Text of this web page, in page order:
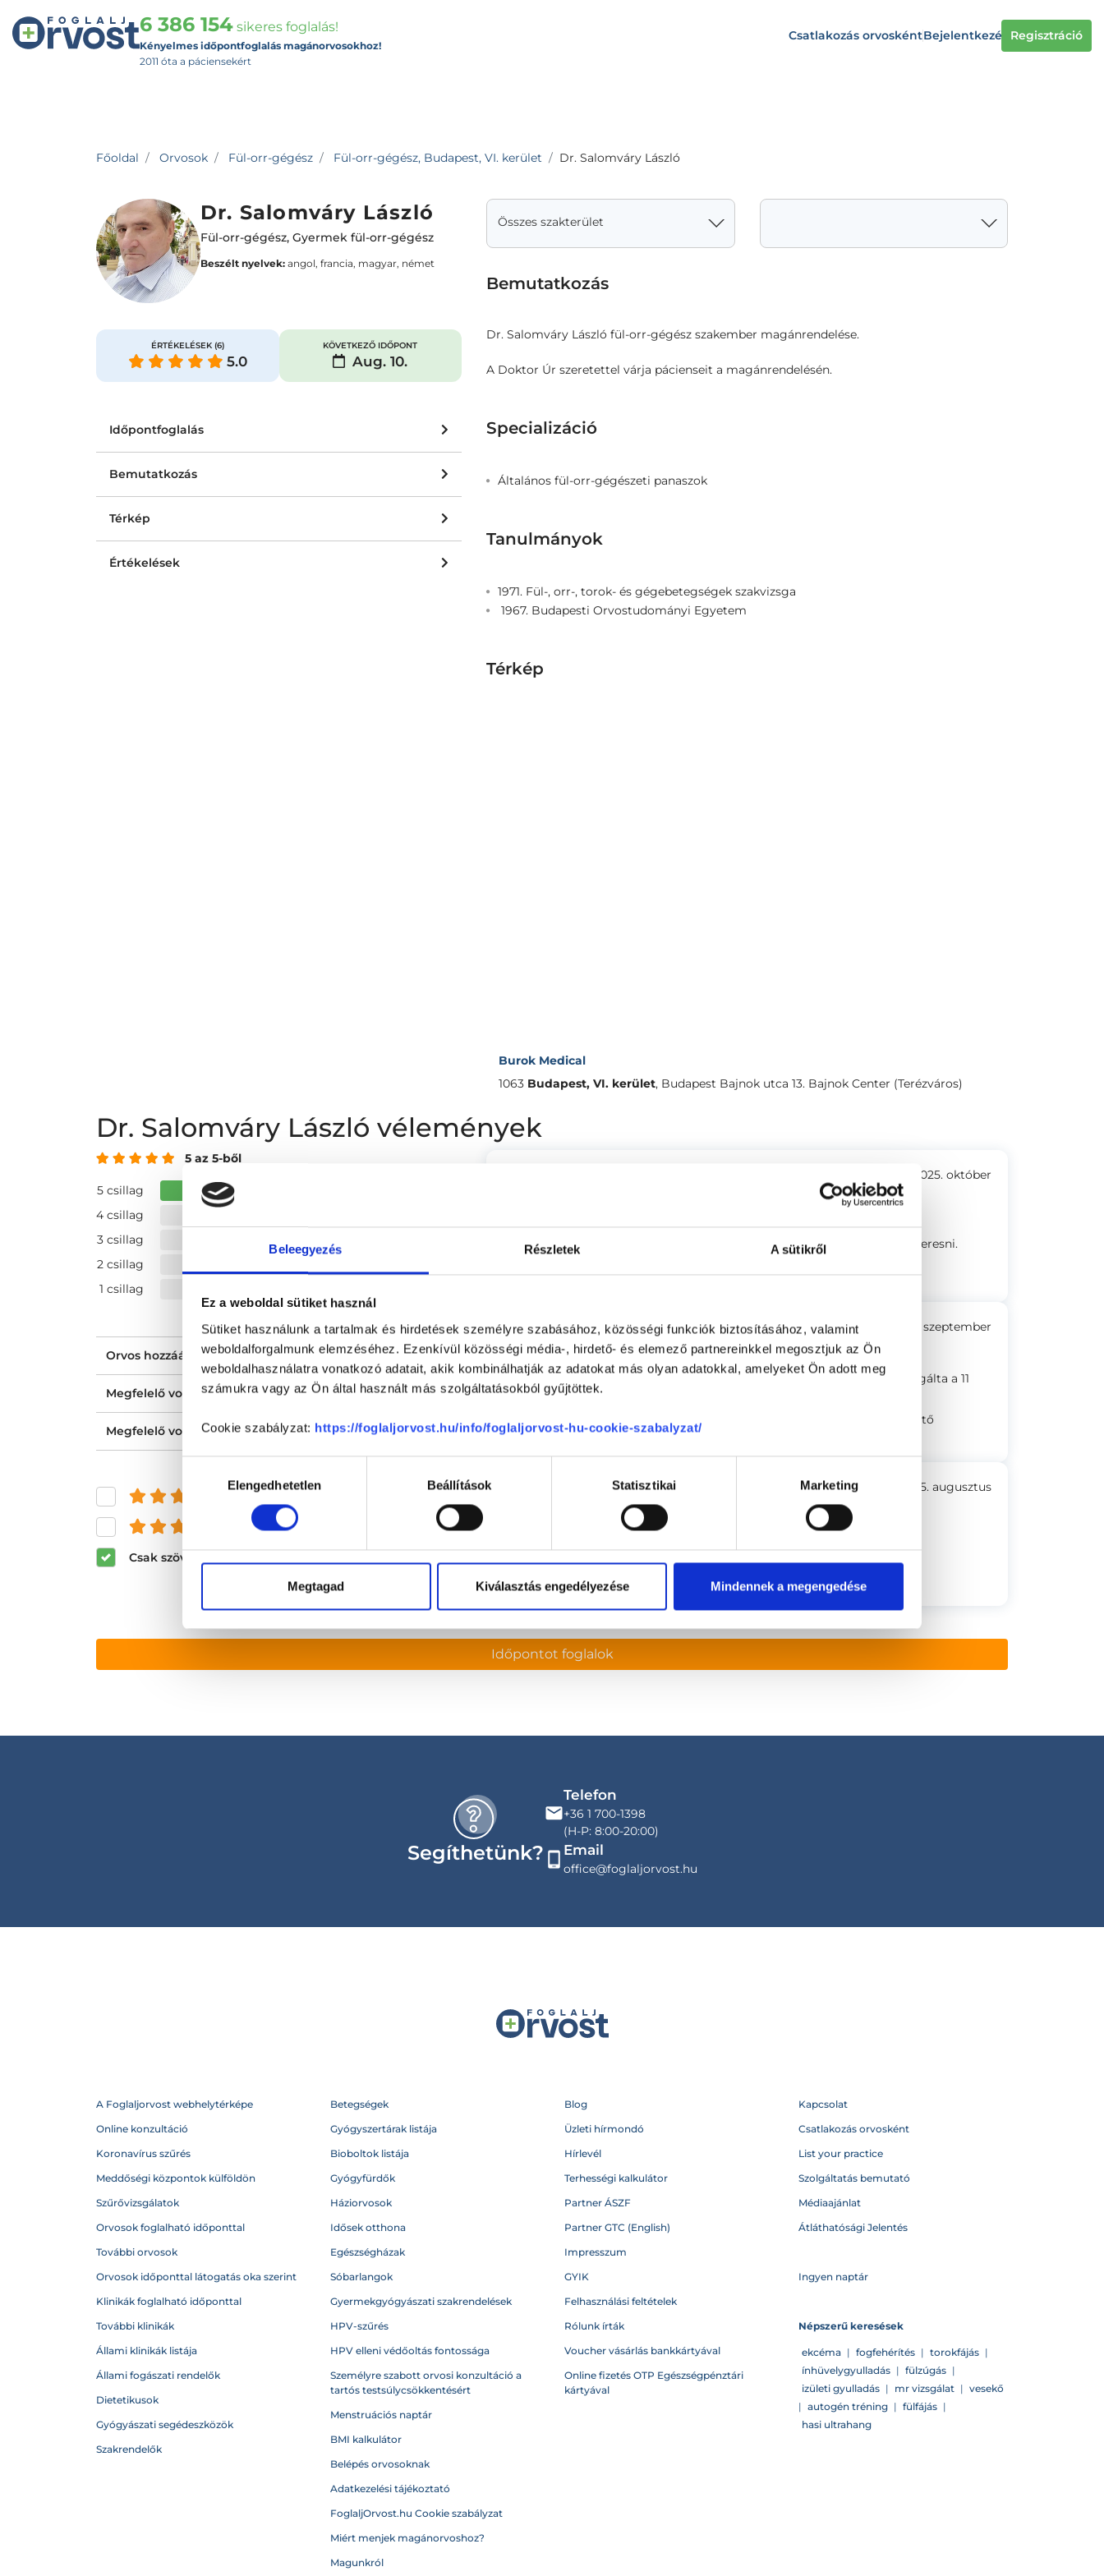
Beleegyezés Részletek A sütikről
Ez a weboldal sütiket használ
Sütiket használunk a tartalmak és hirdetések személyre szabásához, közösségi funkciók biztosításához, valamint
weboldalforgalmunk elemzéséhez. Ezenkívül közösségi média-, hirdető- és elemező partnereinkkel megosztjuk az Ön
weboldalhasználatra vonatkozó adatait, akik kombinálhatják az adatokat más olyan adatokkal, amelyeket Ön adott meg
számukra vagy az Ön által használt más szolgáltatásokból gyűjtöttek.
Cookie szabályzat: https://foglaljorvost.hu/info/foglaljorvost-hu-cookie-szabalyzat/
kiválasztásaElengedhetetlen Beállítások Statisztikai Marketing
Megtagad Kiválasztás engedélyezése Mindennek a megengedése
6 386 154 sikeres foglalás!
Kényelmes időpontfoglalás magánorvosokhoz!
2011 óta a páciensekért
Csatlakozás orvoskéntBejelentkezés Regisztráció
Főoldal Orvosok Fül-orr-gégész Fül-orr-gégész, Budapest, VI. kerület Dr. Salomváry László
Dr. Salomváry László
Fül-orr-gégész, Gyermek fül-orr-gégész
Beszélt nyelvek: angol, francia, magyar, német
ÉRTÉKELÉSEK (6)
5.0
KÖVETKEZŐ IDŐPONT
Aug. 10.
Időpontfoglalás
Bemutatkozás
Térkép
Értékelések
Összes szakterület
Bemutatkozás
Dr. Salomváry László fül-orr-gégész szakember magánrendelése.
A Doktor Úr szeretettel várja pácienseit a magánrendelésén.
Specializáció
Általános fül-orr-gégészeti panaszok
Tanulmányok
1971. Fül-, orr-, torok- és gégebetegségek szakvizsga
1967. Budapesti Orvostudományi Egyetem
Térkép
Burok Medical
1063 Budapest, VI. kerület, Budapest Bajnok utca 13. Bajnok Center (Terézváros)
Dr. Salomváry László vélemények
5 az 5-ből
5 csillag
4 csillag
3 csillag
2 csillag
1 csillag
Orvos hozzáállása, figyelmessége, kedvessége 5
Megfelelő volt a tájékoztatásod? 5
Megfelelő volt az ellátásod? 5
és felette
és felette
Csak szöveges értékelések megjelenítése
2025. október
Nagyon lelkiismeretes, kedves és hozzáértő orvos! Fül-orr-gégészeti
panaszaimmal a későbbiekben is Salomváry Doktor Urat fogom felkeresni.
Anonym
(ellenőrzött értékelés)
2025. szeptember
Kedves, gyakorlatias orvos, minden kérdésre válaszolt,kedvesen vizsgálta a 11
hónapos babámat.
Nem volt! Nagyon nagyon nagyon kedves volt a doktor úr éss a lehető
legjobban vizsgálta ameg a kisfiam.
2025. augusztus
Időpontot foglalok
Segíthetünk?
Telefon
+36 1 700-1398
(H-P: 8:00-20:00)
Email
office@foglaljorvost.hu
A Foglaljorvost webhelytérképe
Online konzultáció
Koronavírus szűrés
Meddőségi központok külföldön
Szűrővizsgálatok
Orvosok foglalható időponttal
További orvosok
Orvosok időponttal látogatás oka szerint
Klinikák foglalható időponttal
További klinikák
Állami klinikák listája
Állami fogászati rendelők
Dietetikusok
Gyógyászati segédeszközök
Szakrendelők
Betegségek
Gyógyszertárak listája
Bioboltok listája
Gyógyfürdők
Háziorvosok
Idősek otthona
Egészségházak
Sóbarlangok
Gyermekgyógyászati szakrendelések
HPV-szűrés
HPV elleni védőoltás fontossága
Személyre szabott orvosi konzultáció a
tartós testsúlycsökkentésért
Menstruációs naptár
BMI kalkulátor
Belépés orvosoknak
Adatkezelési tájékoztató
FoglaljOrvost.hu Cookie szabályzat
Miért menjek magánorvoshoz?
Magunkról
Blog
Üzleti hírmondó
Hírlevél
Terhességi kalkulátor
Partner ÁSZF
Partner GTC (English)
Impresszum
GYIK
Felhasználási feltételek
Rólunk írták
Voucher vásárlás bankkártyával
Online fizetés OTP Egészségpénztári
kártyával
Kapcsolat
Csatlakozás orvosként
List your practice
Szolgáltatás bemutató
Médiaajánlat
Átláthatósági Jelentés
Ingyen naptár
Népszerű keresések
ekcéma | fogfehérítés | torokfájás |
ínhüvelygyulladás | fülzúgás |
izületi gyulladás | mr vizsgálat | vesekő
| autogén tréning | fülfájás |
hasi ultrahang